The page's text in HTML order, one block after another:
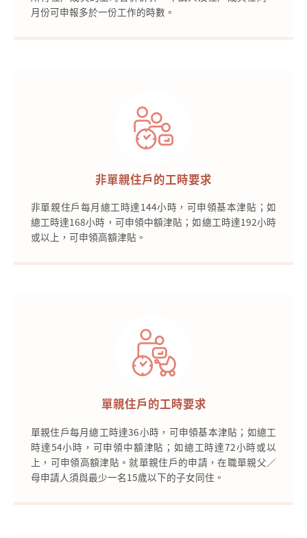
月份可申報多於一份工作的時數。
非單親住戶的工時要求
非單親住戶每月總工時達144小時，可申領基本津貼；如
總工時達168小時，可申領中額津貼；如總工時達192小時
或以上，可申領高額津貼。
單親住戶的工時要求
單親住戶每月總工時達36小時，可申領基本津貼；如總工
時達54小時，可申領中額津貼；如總工時達72小時或以
上，可申領高額津貼。就單親住戶的申請，在職單親父／
母申請人須與最少一名15歲以下的子女同住。